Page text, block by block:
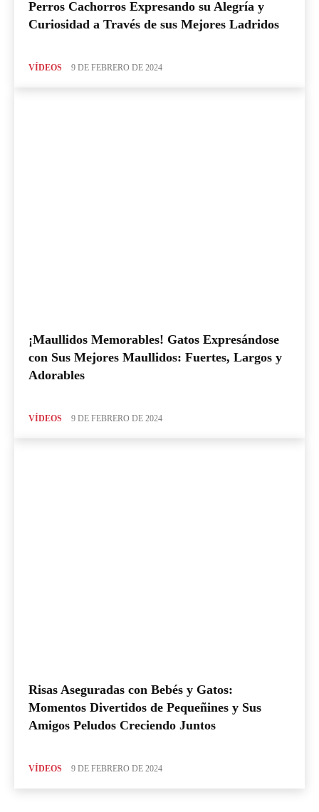
Perros Cachorros Expresando su Alegría y
Curiosidad a Través de sus Mejores Ladridos
VÍDEOS 9 DE FEBRERO DE 2024
¡Maullidos Memorables! Gatos Expresándose
con Sus Mejores Maullidos: Fuertes, Largos y
Adorables
VÍDEOS 9 DE FEBRERO DE 2024
Risas Aseguradas con Bebés y Gatos:
Momentos Divertidos de Pequeñines y Sus
Amigos Peludos Creciendo Juntos
VÍDEOS 9 DE FEBRERO DE 2024